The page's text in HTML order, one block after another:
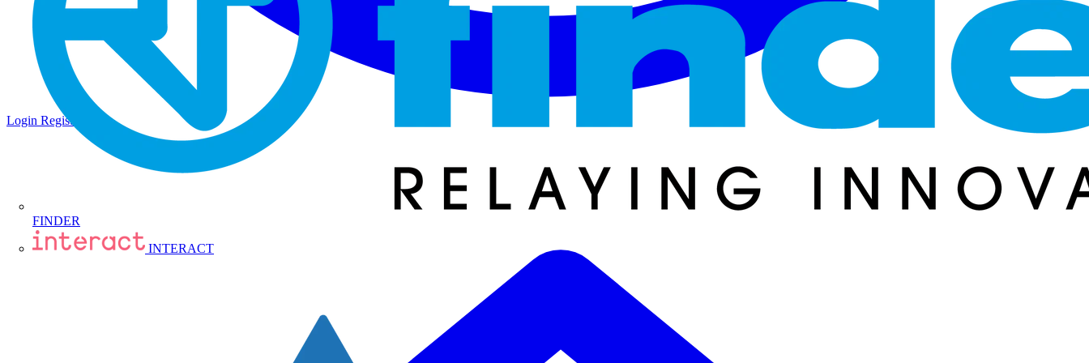
FINDER
INTERACT
Login Registrati